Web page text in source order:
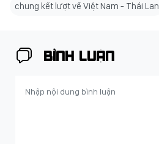
chung kết lượt về Việt Nam - Thái Lan
BÌNH LUẬN